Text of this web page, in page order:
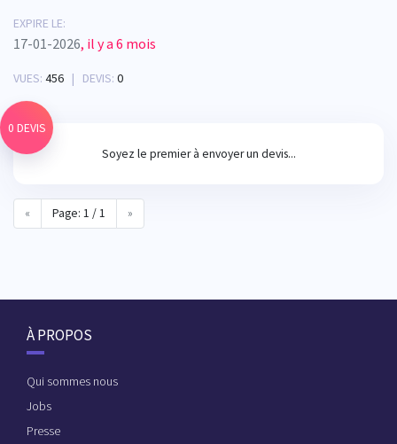
EXPIRE LE:
17-01-2026, il y a 6 mois
VUES: 456 | DEVIS: 0
0 DEVIS
Soyez le premier à envoyer un devis...
« Page: 1 / 1 »
À PROPOS
Qui sommes nous
Jobs
Presse